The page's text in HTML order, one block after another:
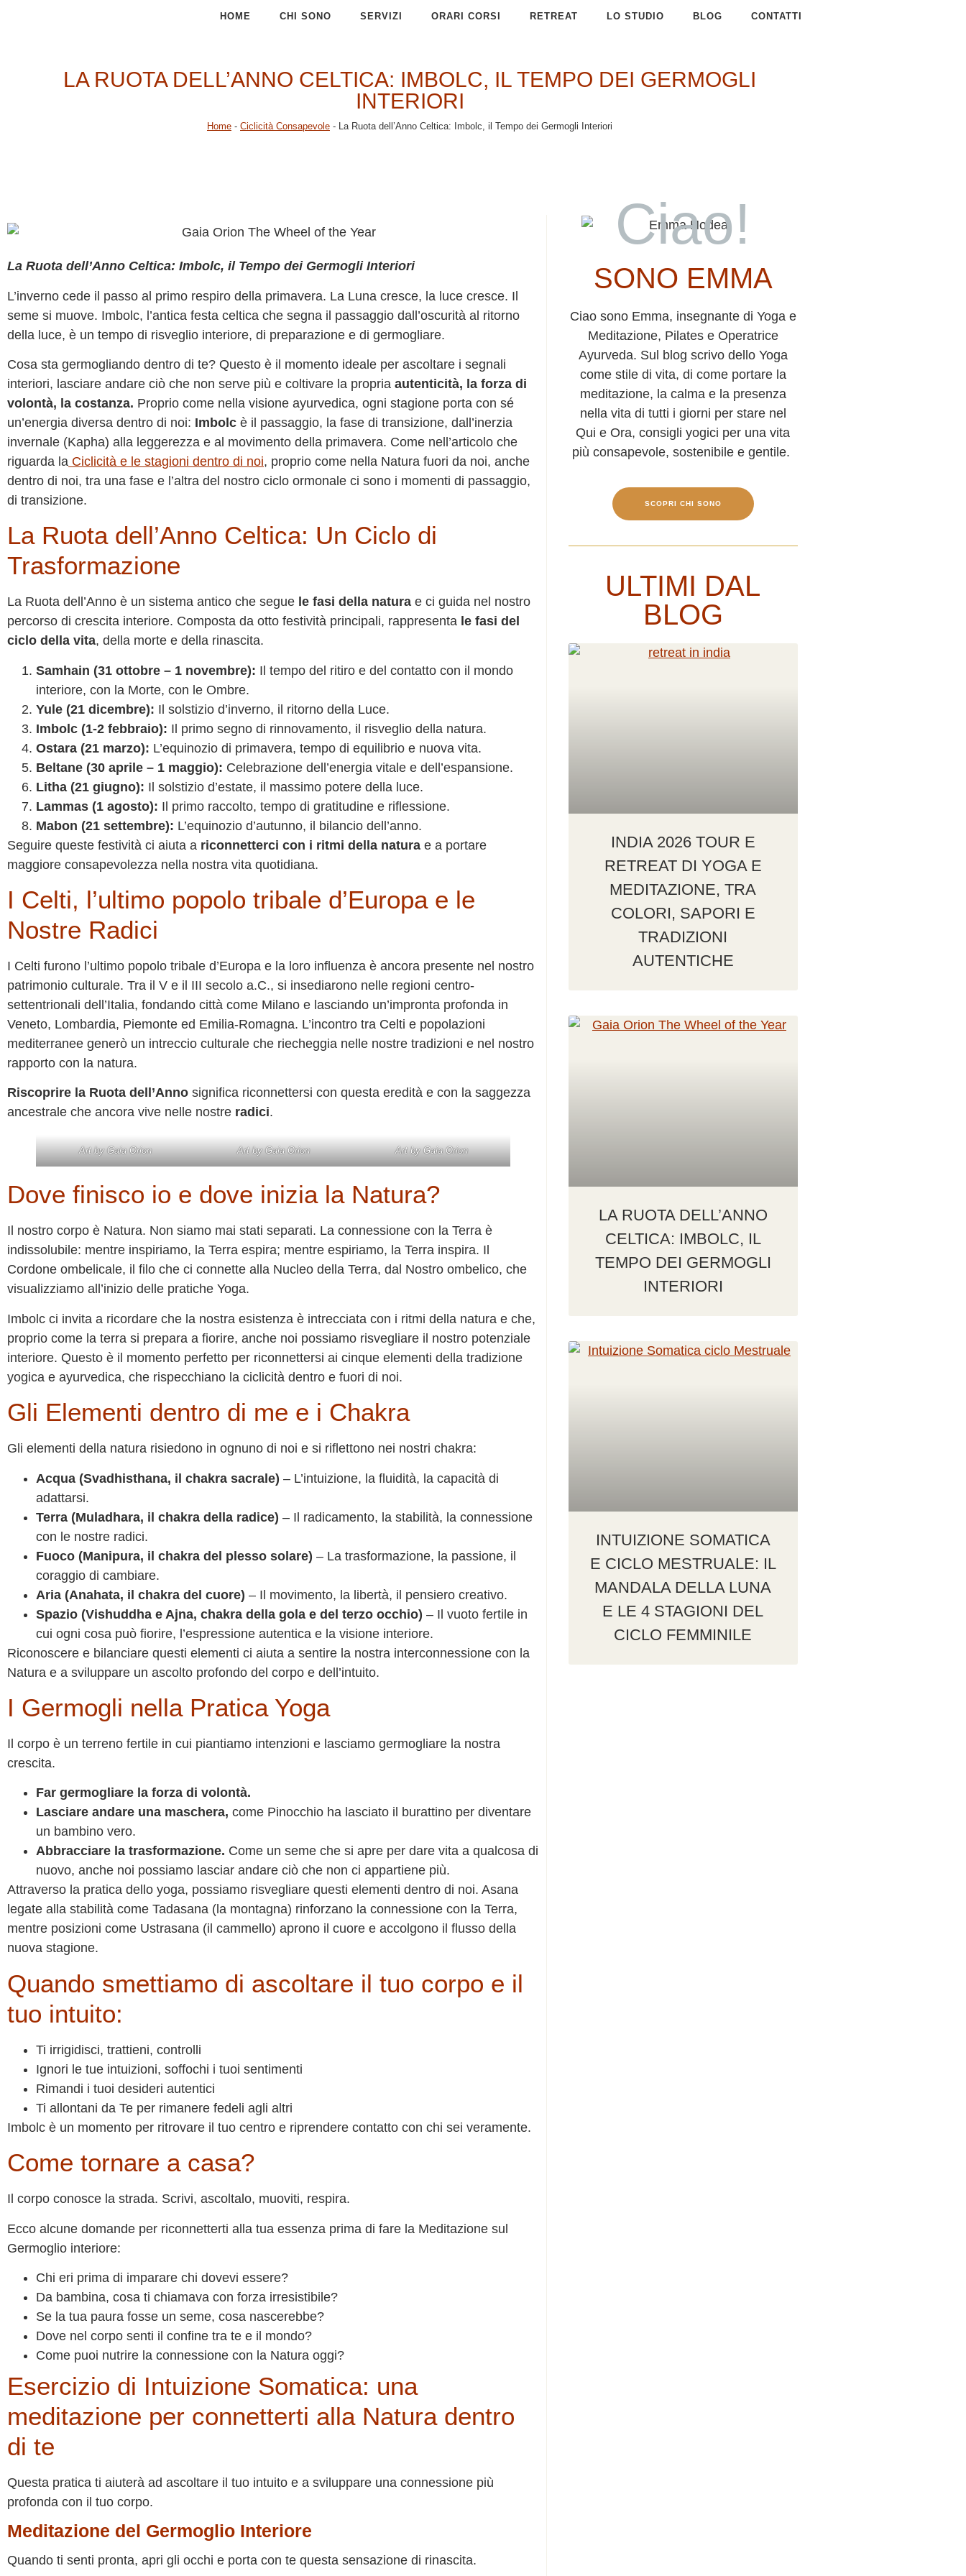
HOME CHI SONO SERVIZI ORARI CORSI RETREAT LO STUDIO BLOG CONTATTI
LA RUOTA DELL’ANNO CELTICA: IMBOLC, IL TEMPO DEI GERMOGLI
INTERIORI
Home - Ciclicità Consapevole - La Ruota dell’Anno Celtica: Imbolc, il Tempo dei Germogli Interiori
La Ruota dell’Anno Celtica: Imbolc, il Tempo dei Germogli Interiori
L’inverno cede il passo al primo respiro della primavera. La Luna cresce, la luce cresce. Il
seme si muove. Imbolc, l’antica festa celtica che segna il passaggio dall’oscurità al ritorno
della luce, è un tempo di risveglio interiore, di preparazione e di germogliare.
Cosa sta germogliando dentro di te? Questo è il momento ideale per ascoltare i segnali
interiori, lasciare andare ciò che non serve più e coltivare la propria autenticità, la forza di
volontà, la costanza. Proprio come nella visione ayurvedica, ogni stagione porta con sé
un’energia diversa dentro di noi: Imbolc è il passaggio, la fase di transizione, dall’inerzia
invernale (Kapha) alla leggerezza e al movimento della primavera. Come nell’articolo che
riguarda la Ciclicità e le stagioni dentro di noi, proprio come nella Natura fuori da noi, anche
dentro di noi, tra una fase e l’altra del nostro ciclo ormonale ci sono i momenti di passaggio,
di transizione.
La Ruota dell’Anno Celtica: Un Ciclo di
Trasformazione
La Ruota dell’Anno è un sistema antico che segue le fasi della natura e ci guida nel nostro
percorso di crescita interiore. Composta da otto festività principali, rappresenta le fasi del
ciclo della vita, della morte e della rinascita.
Samhain (31 ottobre – 1 novembre): Il tempo del ritiro e del contatto con il mondo
interiore, con la Morte, con le Ombre.
Yule (21 dicembre): Il solstizio d’inverno, il ritorno della Luce.
Imbolc (1-2 febbraio): Il primo segno di rinnovamento, il risveglio della natura.
Ostara (21 marzo): L’equinozio di primavera, tempo di equilibrio e nuova vita.
Beltane (30 aprile – 1 maggio): Celebrazione dell’energia vitale e dell’espansione.
Litha (21 giugno): Il solstizio d’estate, il massimo potere della luce.
Lammas (1 agosto): Il primo raccolto, tempo di gratitudine e riflessione.
Mabon (21 settembre): L’equinozio d’autunno, il bilancio dell’anno.
Seguire queste festività ci aiuta a riconnetterci con i ritmi della natura e a portare
maggiore consapevolezza nella nostra vita quotidiana.
I Celti, l’ultimo popolo tribale d’Europa e le
Nostre Radici
I Celti furono l’ultimo popolo tribale d’Europa e la loro influenza è ancora presente nel nostro
patrimonio culturale. Tra il V e il III secolo a.C., si insediarono nelle regioni centro-
settentrionali dell’Italia, fondando città come Milano e lasciando un’impronta profonda in
Veneto, Lombardia, Piemonte ed Emilia-Romagna. L’incontro tra Celti e popolazioni
mediterranee generò un intreccio culturale che riecheggia nelle nostre tradizioni e nel nostro
rapporto con la natura.
Riscoprire la Ruota dell’Anno significa riconnettersi con questa eredità e con la saggezza
ancestrale che ancora vive nelle nostre radici.
Art by Gaia Orion Art by Gaia Orion Art by Gaia Orion
Dove finisco io e dove inizia la Natura?
Il nostro corpo è Natura. Non siamo mai stati separati. La connessione con la Terra è
indissolubile: mentre inspiriamo, la Terra espira; mentre espiriamo, la Terra inspira. Il
Cordone ombelicale, il filo che ci connette alla Nucleo della Terra, dal Nostro ombelico, che
visualizziamo all’inizio delle pratiche Yoga.
Imbolc ci invita a ricordare che la nostra esistenza è intrecciata con i ritmi della natura e che,
proprio come la terra si prepara a fiorire, anche noi possiamo risvegliare il nostro potenziale
interiore. Questo è il momento perfetto per riconnettersi ai cinque elementi della tradizione
yogica e ayurvedica, che rispecchiano la ciclicità dentro e fuori di noi.
Gli Elementi dentro di me e i Chakra
Gli elementi della natura risiedono in ognuno di noi e si riflettono nei nostri chakra:
Acqua (Svadhisthana, il chakra sacrale) – L’intuizione, la fluidità, la capacità di
adattarsi.
Terra (Muladhara, il chakra della radice) – Il radicamento, la stabilità, la connessione
con le nostre radici.
Fuoco (Manipura, il chakra del plesso solare) – La trasformazione, la passione, il
coraggio di cambiare.
Aria (Anahata, il chakra del cuore) – Il movimento, la libertà, il pensiero creativo.
Spazio (Vishuddha e Ajna, chakra della gola e del terzo occhio) – Il vuoto fertile in
cui ogni cosa può fiorire, l’espressione autentica e la visione interiore.
Riconoscere e bilanciare questi elementi ci aiuta a sentire la nostra interconnessione con la
Natura e a sviluppare un ascolto profondo del corpo e dell’intuito.
I Germogli nella Pratica Yoga
Il corpo è un terreno fertile in cui piantiamo intenzioni e lasciamo germogliare la nostra
crescita.
Far germogliare la forza di volontà.
Lasciare andare una maschera, come Pinocchio ha lasciato il burattino per diventare
un bambino vero.
Abbracciare la trasformazione. Come un seme che si apre per dare vita a qualcosa di
nuovo, anche noi possiamo lasciar andare ciò che non ci appartiene più.
Attraverso la pratica dello yoga, possiamo risvegliare questi elementi dentro di noi. Asana
legate alla stabilità come Tadasana (la montagna) rinforzano la connessione con la Terra,
mentre posizioni come Ustrasana (il cammello) aprono il cuore e accolgono il flusso della
nuova stagione.
Quando smettiamo di ascoltare il tuo corpo e il
tuo intuito:
Ti irrigidisci, trattieni, controlli
Ignori le tue intuizioni, soffochi i tuoi sentimenti
Rimandi i tuoi desideri autentici
Ti allontani da Te per rimanere fedeli agli altri
Imbolc è un momento per ritrovare il tuo centro e riprendere contatto con chi sei veramente.
Come tornare a casa?
Il corpo conosce la strada. Scrivi, ascoltalo, muoviti, respira.
Ecco alcune domande per riconnetterti alla tua essenza prima di fare la Meditazione sul
Germoglio interiore:
Chi eri prima di imparare chi dovevi essere?
Da bambina, cosa ti chiamava con forza irresistibile?
Se la tua paura fosse un seme, cosa nascerebbe?
Dove nel corpo senti il confine tra te e il mondo?
Come puoi nutrire la connessione con la Natura oggi?
Esercizio di Intuizione Somatica: una
meditazione per connetterti alla Natura dentro
di te
Questa pratica ti aiuterà ad ascoltare il tuo intuito e a sviluppare una connessione più
profonda con il tuo corpo.
Meditazione del Germoglio Interiore
Quando ti senti pronta, apri gli occhi e porta con te questa sensazione di rinascita.
Ciao!
SONO EMMA
Ciao sono Emma, insegnante di Yoga e
Meditazione, Pilates e Operatrice
Ayurveda. Sul blog scrivo dello Yoga
come stile di vita, di come portare la
meditazione, la calma e la presenza
nella vita di tutti i giorni per stare nel
Qui e Ora, consigli yogici per una vita
più consapevole, sostenibile e gentile.
SCOPRI CHI SONO
ULTIMI DAL
BLOG
INDIA 2026 TOUR E
RETREAT DI YOGA E
MEDITAZIONE, TRA
COLORI, SAPORI E
TRADIZIONI
AUTENTICHE
LA RUOTA DELL’ANNO
CELTICA: IMBOLC, IL
TEMPO DEI GERMOGLI
INTERIORI
INTUIZIONE SOMATICA
E CICLO MESTRUALE: IL
MANDALA DELLA LUNA
E LE 4 STAGIONI DEL
CICLO FEMMINILE